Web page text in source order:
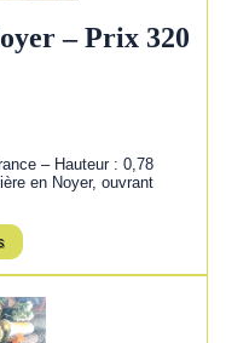
– Prix 320
– Hauteur : 0,78
en Noyer, ouvrant